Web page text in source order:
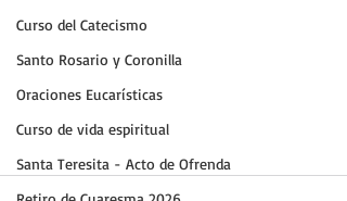
Curso del Catecismo
Santo Rosario y Coronilla
Oraciones Eucarísticas
Curso de vida espiritual
Santa Teresita - Acto de Ofrenda